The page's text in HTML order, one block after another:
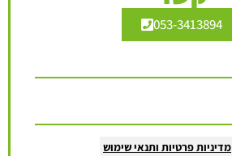
053-3413894
מדיניות פרטיות ותנאי שימוש